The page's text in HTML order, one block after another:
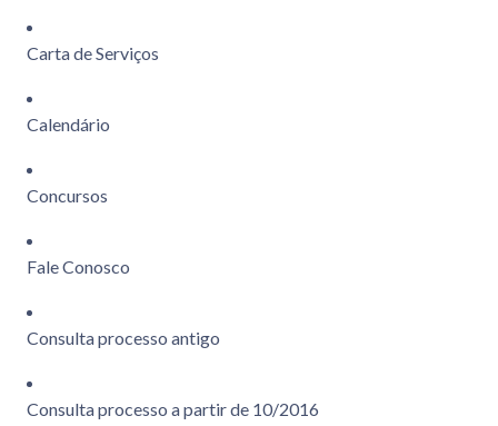
Carta de Serviços
Calendário
Concursos
Fale Conosco
Consulta processo antigo
Consulta processo a partir de 10/2016